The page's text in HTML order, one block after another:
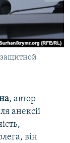
, автор
анексії
він